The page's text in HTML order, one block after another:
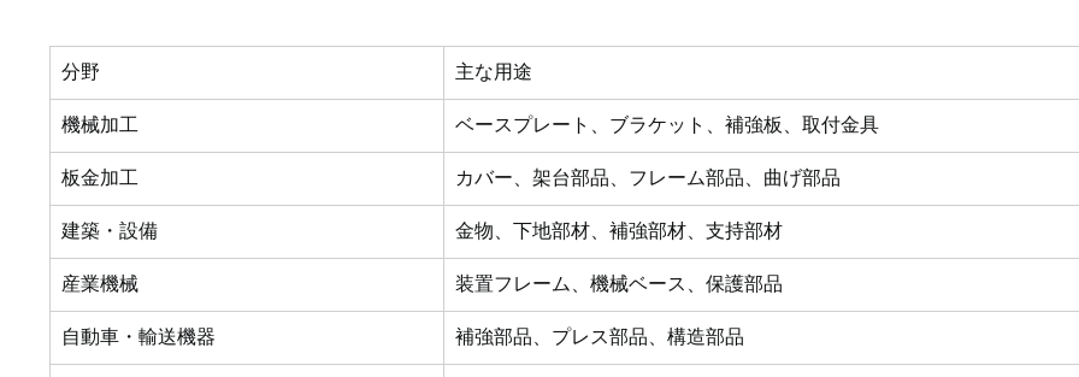
分野 主な用途
機械加工 ベースプレート、ブラケット、補強板、取付金具
板金加工 カバー、架台部品、フレーム部品、曲げ部品
建築・設備 金物、下地部材、補強部材、支持部材
産業機械 装置フレーム、機械ベース、保護部品
自動車・輸送機器 補強部品、プレス部品、構造部品